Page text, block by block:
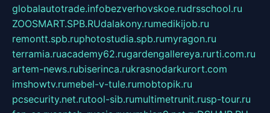
globalautotrade.infobezverhovskoe.rudrsschool.ru
ZOOSMART.SPB.RUdalakony.rumedikijob.ru
remontt.spb.ruphotostudia.spb.rumyragon.ru
terramia.ruacademy62.rugardengallereya.rurti.com.ru
artem-news.rubiserinca.rukrasnodarkurort.com
imshowtv.rumebel-v-tule.rumobtopik.ru
pcsecurity.net.rutool-sib.rumultimetrunit.rusp-tour.ru